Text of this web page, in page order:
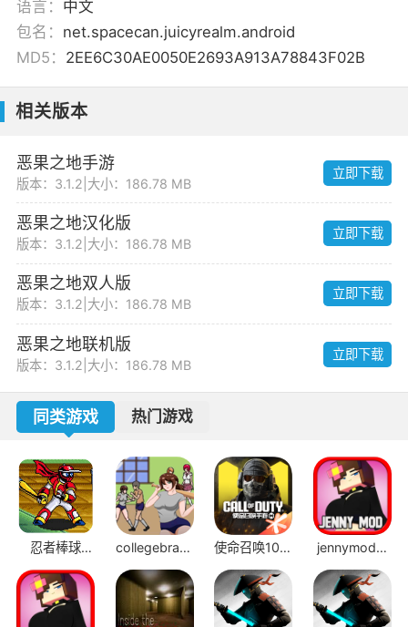
语言： 中文
包名： net.spacecan.juicyrealm.android
MD5： 2EE6C30AE0050E2693A913A78843F02B
相关版本
恶果之地手游
版本：3.1.2 大小：186.78 MB
立即下载
恶果之地汉化版
版本：3.1.2 大小：186.78 MB
立即下载
恶果之地双人版
版本：3.1.2 大小：186.78 MB
立即下载
恶果之地联机版
版本：3.1.2 大小：186.78 MB
立即下载
同类游戏 热门游戏
忍者棒球
v2.1.1
collegebrawl
手机版
使命召唤10幽
灵
jennymod模
组JAVA版